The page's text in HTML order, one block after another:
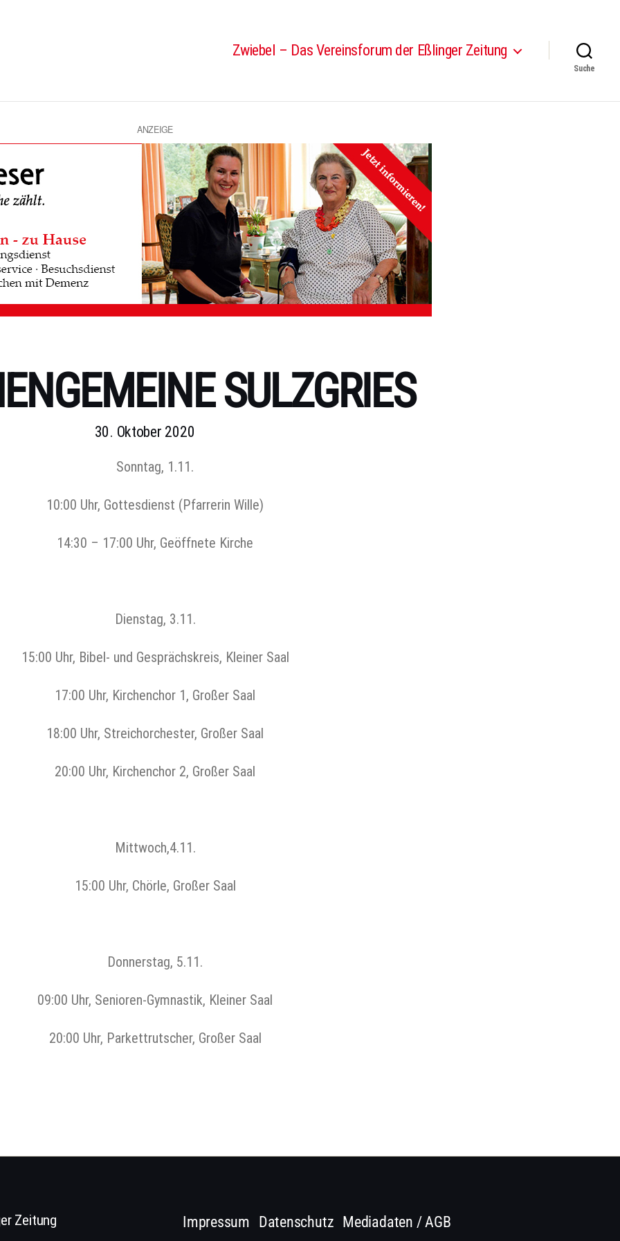
Zwiebel – Das Vereinsforum der Eßlinger Zeitung
Suche
ANZEIGE
SULZGRIES
30. Oktober 2020
Sonntag, 1.11.
10:00 Uhr, Gottesdienst (Pfarrerin Wille)
14:30 – 17:00 Uhr, Geöffnete Kirche
Dienstag, 3.11.
15:00 Uhr, Bibel- und Gesprächskreis, Kleiner Saal
17:00 Uhr, Kirchenchor 1, Großer Saal
18:00 Uhr, Streichorchester, Großer Saal
20:00 Uhr, Kirchenchor 2, Großer Saal
Mittwoch,4.11.
15:00 Uhr, Chörle, Großer Saal
Donnerstag, 5.11.
09:00 Uhr, Senioren-Gymnastik, Kleiner Saal
20:00 Uhr, Parkettrutscher, Großer Saal
Zeitung Impressum Datenschutz Mediadaten / AGB